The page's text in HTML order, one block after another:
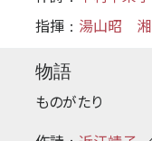
指揮 ： 湯山昭
物語
ものがたり